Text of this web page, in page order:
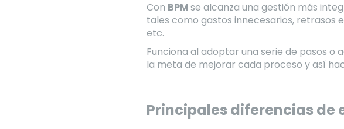
Con BPMse alcanza una gestión más
tales como gastos innecesarios, retrasos
etc.
Funciona al adoptar una serie de pasos
la meta de mejorar cada proceso y así
Principales diferencias de